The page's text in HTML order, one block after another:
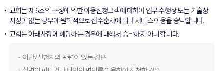
교회는 제 6조의 규정에 의한 이용신청고객에 대하여 업무 수행상 또는 기술상
지장이 없는 경우에 원칙적으로 접수순서에 따라 서비스 이용을 승낙합니다.
교회는 아래사항에 해당하는 경우에 대해서 승낙하지 아니 합니다.
이단/신천지와 관련이 있는 경우